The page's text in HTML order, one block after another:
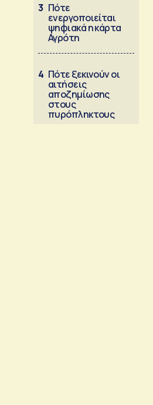
3 Πότε
ενεργοποιείται
ψηφιακά η κάρτα
Αγρότη
4 Πότε ξεκινούν οι
αιτήσεις
αποζημίωσης
στους
πυρόπληκτους